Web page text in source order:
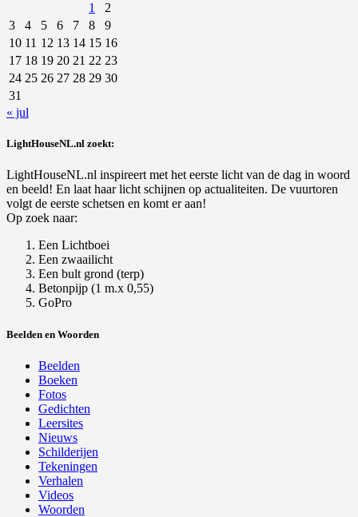
1
2
3
4 5 6 7 8
9
10 11 12 13 14 15 16
17 18 19 20 21 22 23
24 25 26 27 28 29 30
31
« jul
LightHouseNL.nl zoekt:
LightHouseNL.nl inspireert met het eerste licht van de dag in woord
en beeld! En laat haar licht schijnen op actualiteiten. De vuurtoren
volgt de eerste schetsen en komt er aan!
Op zoek naar:
Een Lichtboei
Een zwaailicht
Een bult grond (terp)
Betonpijp (1 m.x 0,55)
GoPro
Beelden en Woorden
Beelden
Boeken
Fotos
Gedichten
Leersites
Nieuws
Schilderijen
Tekeningen
Verhalen
Videos
Woorden